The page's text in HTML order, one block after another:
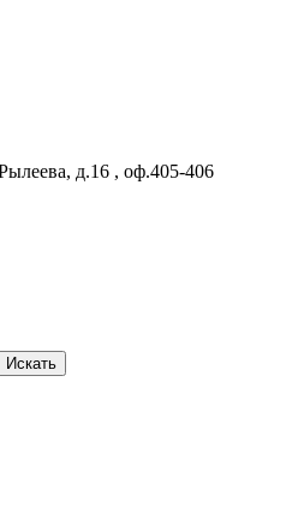
д.16 , оф.405-406
Искать